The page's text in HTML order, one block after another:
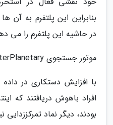
بنابراین این پلتفرم به
در حاشیه این پلتفرم را می
موتور جستجوی InterPlanetary
با افزایش دستکاری در
افراد باهوش دریافتند که
بودند، دیگر نماد